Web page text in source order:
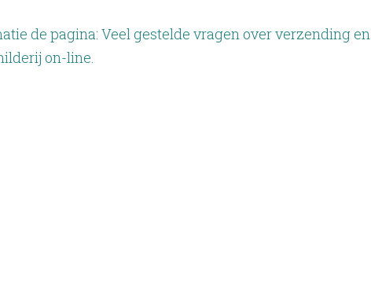
de pagina: Veel gestelde vragen over verzending en
on-line.